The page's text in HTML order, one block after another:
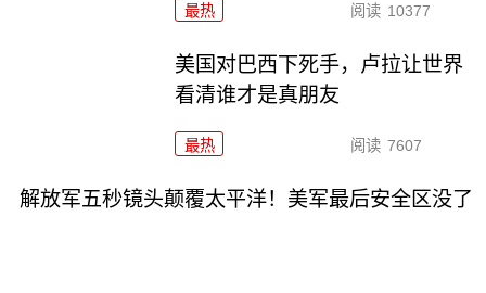
最热 阅读 10377
美国对巴西下死手，卢拉让世界
看清谁才是真朋友
最热 阅读 7607
解放军五秒镜头颠覆太平洋！美军最后安全区没了